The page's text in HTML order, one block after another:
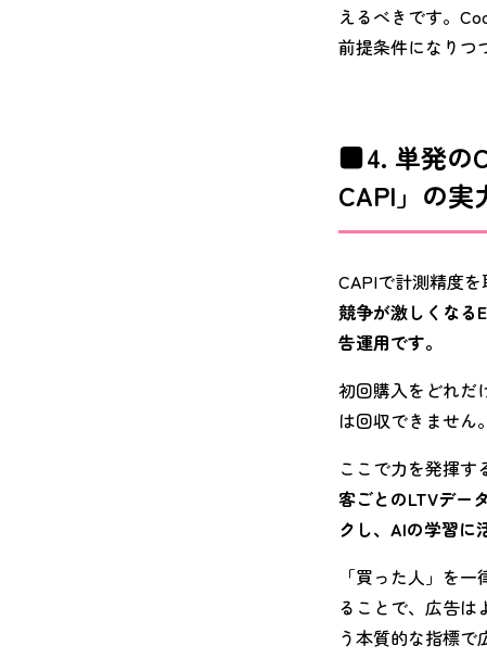
えるべきです。
前提条件になりつ
4. 単発の
CAPI」の実
CAPIで計測精度
競争が激しくなる
告運用です。
初回購入をどれだ
は回収できません
ここで力を発揮す
客ごとのLTVデー
クし、AIの学習に
「買った人」を
ることで、広告は
う本質的な指標